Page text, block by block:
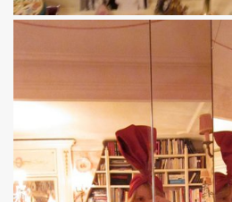
ses trois premiers concerts,
album solo de YAROL
avril 2019 a Paris pour la
concert") : chronique de son
a toi" et concert le 19 octobre